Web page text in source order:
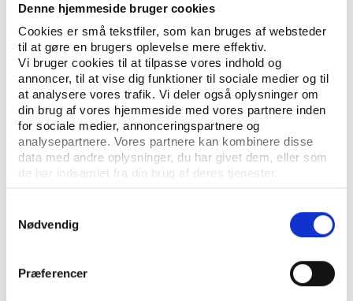
Denne hjemmeside bruger cookies
Cookies er små tekstfiler, som kan bruges af websteder
til at gøre en brugers oplevelse mere effektiv.
Vi bruger cookies til at tilpasse vores indhold og
annoncer, til at vise dig funktioner til sociale medier og til
at analysere vores trafik. Vi deler også oplysninger om
din brug af vores hjemmeside med vores partnere inden
for sociale medier, annonceringspartnere og
analysepartnere. Vores partnere kan kombinere disse
data med andre oplysninger, du har givet dem, eller som
de har indsamlet fra din brug af deres tjenester.
Nødvendig
Præferencer
UDGIVELSE MARTS 2013
Facilitetsanalyse. Borgernes idrætsvaner og brug
Delrapport 2